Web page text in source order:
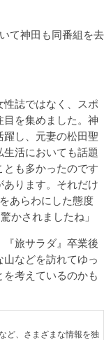
て神田も同番組を去
性誌ではなく、スポ
を集めました。神
し、元妻の松田聖
活においても話題
とも多かったのです
ります。それだけ
あらわにした態度
かされましたね」
旅サラダ』卒業後
などを訪れてゆっ
を考えているのかも
ど、さまざまな情報を独